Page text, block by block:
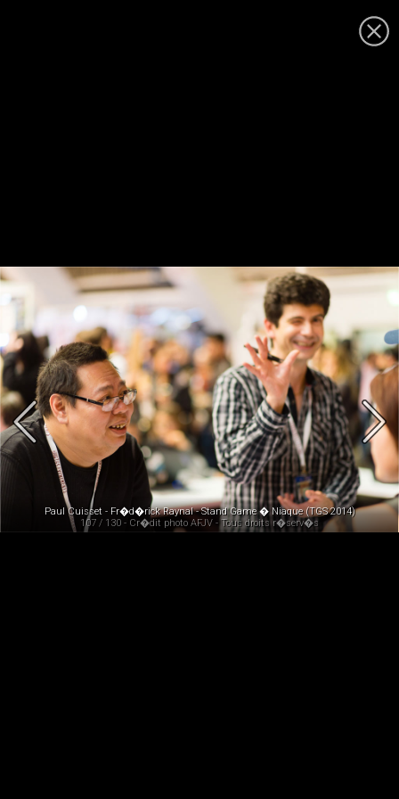
Paul Cuisset - Fr�d�rick Raynal - Stand Game � Niaque (TGS 2014)
107 / 130 - Cr�dit photo AFJV - Tous droits r�serv�s